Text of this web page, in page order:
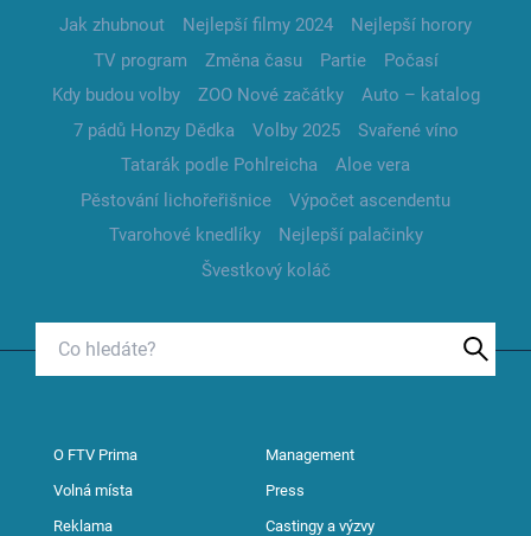
Jak zhubnout Nejlepší filmy 2024
Nejlepší horory
TV program
Změna času Partie
Počasí
Kdy budou volby
ZOO Nové začátky
Auto – katalog
7 pádů Honzy Dědka
Volby 2025
Svařené víno
Tatarák podle Pohlreicha
Aloe vera
Pěstování lichořeřišnice
Výpočet ascendentu
Tvarohové knedlíky
Nejlepší palačinky
Švestkový koláč
O FTV Prima Management
Volná místa Press
Reklama Castingy a výzvy